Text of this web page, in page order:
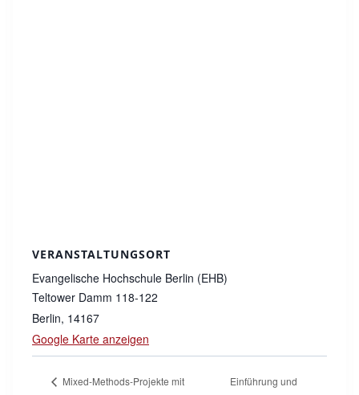
VERANSTALTUNGSORT
Evangelische Hochschule Berlin (EHB)
Teltower Damm 118-122
Berlin, 14167
Google Karte anzeigen
Mixed-Methods-Projekte mit
Einführung und